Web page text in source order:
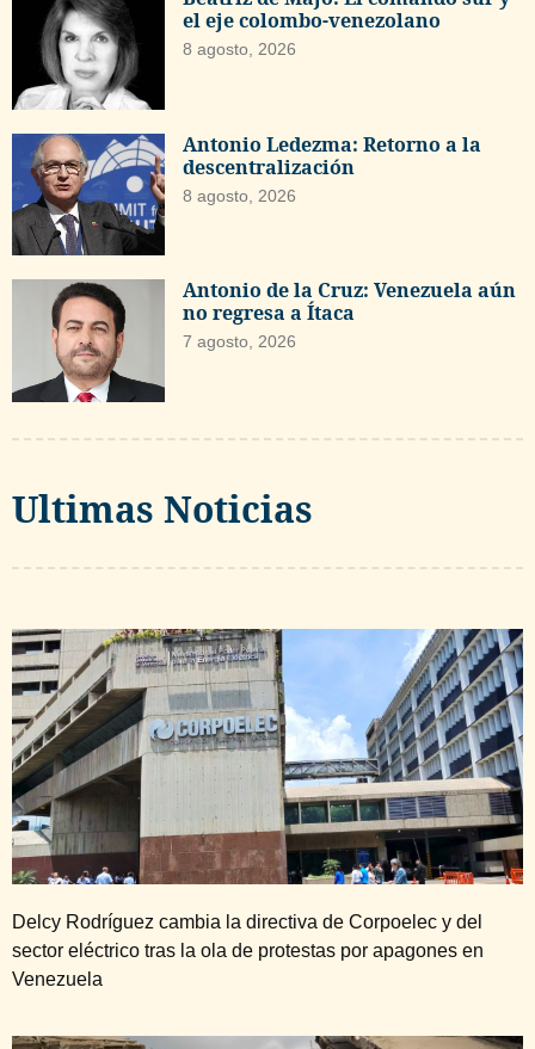
el eje colombo-venezolano
8 agosto, 2026
Antonio Ledezma: Retorno a la
descentralización
8 agosto, 2026
Antonio de la Cruz: Venezuela aún
no regresa a Ítaca
7 agosto, 2026
Ultimas Noticias
Delcy Rodríguez cambia la directiva de Corpoelec y del
sector eléctrico tras la ola de protestas por apagones en
Venezuela